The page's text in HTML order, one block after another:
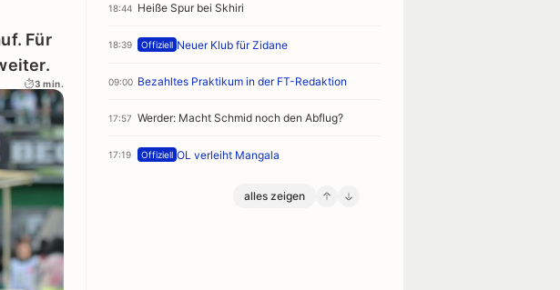
Für
3 min.
18:44 Heiße Spur bei Skhiri
18:39 Offiziell Neuer Klub für Zidane
09:00 Bezahltes Praktikum in der FT-Redaktion
17:57 Werder: Macht Schmid noch den Abflug?
17:19 Offiziell OL verleiht Mangala
alles zeigen